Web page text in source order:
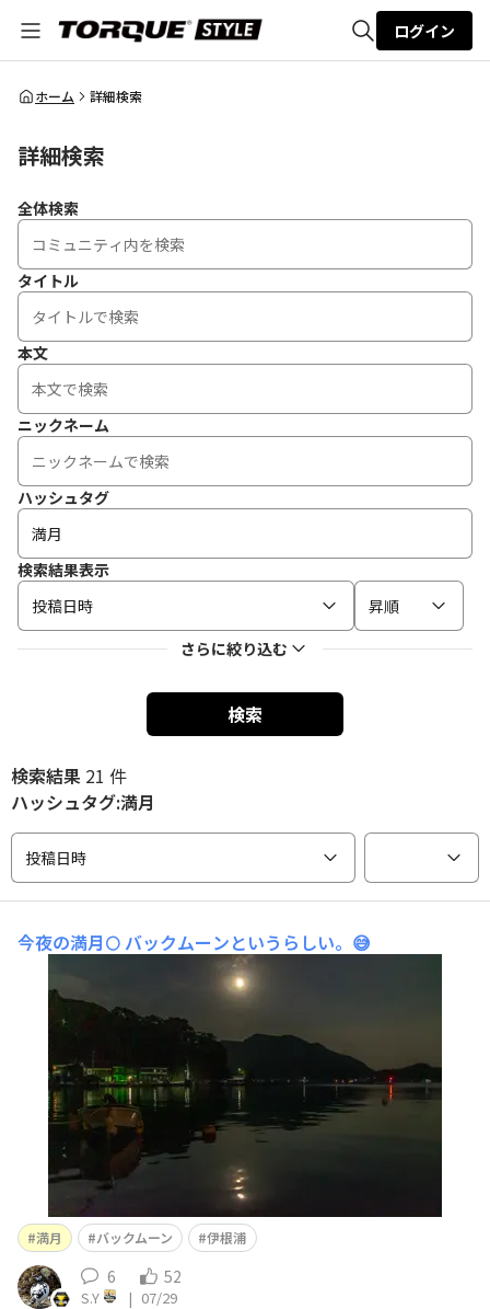
全体検索
ログイン
ホーム 詳細検索
詳細検索
全体検索
タイトル
本文
ニックネーム
ハッシュタグ
検索結果表示
投稿日時
昇順
さらに絞り込む
検索
検索結果 21 件
ハッシュタグ:満月
投稿日時
今夜の満月🌕 バックムーンというらしい。😅
満月 バックムーン 伊根浦
6 52
S.Y | 07/29